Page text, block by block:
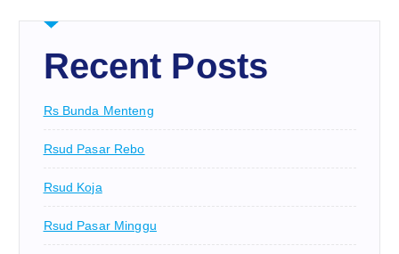
Recent Posts
Rs Bunda Menteng
Rsud Pasar Rebo
Rsud Koja
Rsud Pasar Minggu